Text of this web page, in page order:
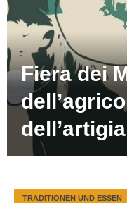
Fiera dei
TRADITIONEN UND ESSEN